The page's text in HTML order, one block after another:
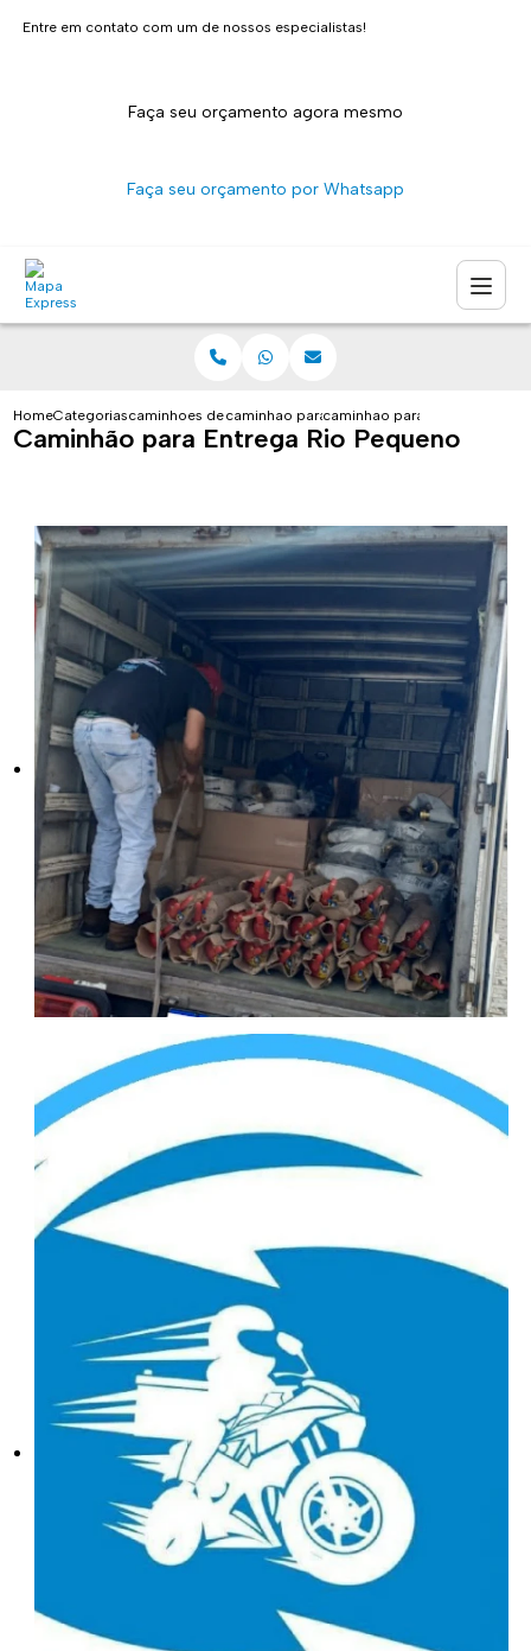
Entre em contato com um de nossos especialistas!
Faça seu orçamento agora mesmo
Faça seu orçamento por Whatsapp
HomeCategoriascaminhoes de entregacaminhao para transporte de encomendas
caminhao para entrega rio
Caminhão para Entrega Rio Pequeno